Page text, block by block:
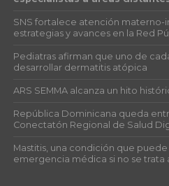
SNS fortalece atención materno-
estrategias y avances en la Red
Pediatras afirman que uno de
desarrollar dermatitis atópica
ARS SEMMA alcanza un hito
República Dominicana queda
Conectatón Regional de Salud
Mastitis, una condición que
emergencia médica si no se trata